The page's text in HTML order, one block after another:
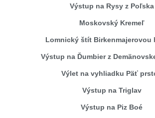
Výstup na Rysy z Poľska
Moskovský Kremeľ
Lomnický štít Birkenmajerovou
Výstup na Ďumbier z
Výlet na vyhliadku Päť
Výstup na Triglav
Výstup na Piz Boé